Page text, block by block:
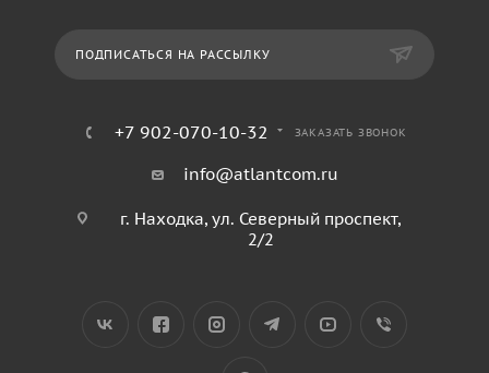
ПОДПИСАТЬСЯ НА РАССЫЛКУ
+7 902-070-10-32 ЗАКАЗАТЬ ЗВОНОК
info@atlantcom.ru
г. Находка, ул. Северный проспект,
2/2